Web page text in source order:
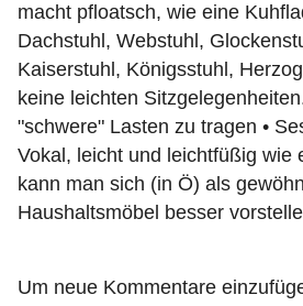
macht pfloatsch, wie eine
Dachstuhl, Webstuhl,
Kaiserstuhl, Königsstuhl,
keine leichten
"schwere" Lasten zu tragen •
Vokal, leicht und leichtfüßig wie
kann man sich (in Ö) als
Haushaltsmöbel besser
Um neue Kommentare